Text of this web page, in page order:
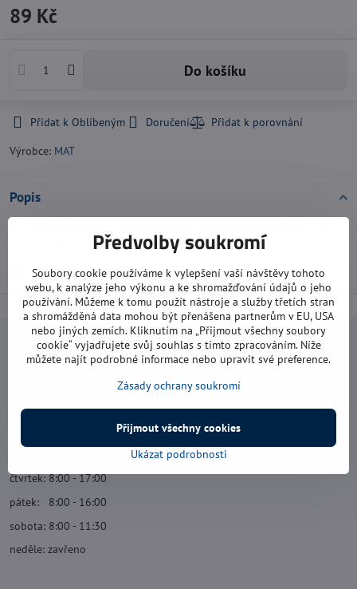
89 Kč
Do košíku
Přidat k Oblíbeným
Doručení
Výrobce: MAT
Popis
zejména na těžko přístupných místech.
Kód: 791629
Navštivte nás
pondělí: 8:00 - 16:00
čtvrtek: 8:00 - 17:00
pátek: 8:00 - 16:00
sobota: 8:00 - 11:30
neděle: zavřeno
Předvolby soukromí
Soubory cookie používáme k vylepšení vaší návštěvy tohoto
webu, k analýze jeho výkonu a ke shromažďování údajů o jeho
používání. Můžeme k tomu použít nástroje a služby třetích stran
a shromážděná data mohou být přenášena partnerům v EU, USA
nebo jiných zemích. Kliknutím na „Přijmout všechny soubory
cookie“ vyjadřujete svůj souhlas s tímto zpracováním. Níže
můžete najít podrobné informace nebo upravit své preference.
Zásady ochrany soukromí
Ukázat podrobnosti
Přijmout všechny cookies